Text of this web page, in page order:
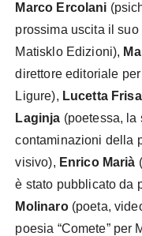
Marco Ercolani
prossima uscita il suo
Matisklo Edizioni),
direttore editoriale
Ligure), Lucetta Frisa
Laginja (poetessa, la
contaminazioni della
visivo), Enrico Marià
è stato pubblicato da
Molinaro(poeta,
poesia “Comete” per